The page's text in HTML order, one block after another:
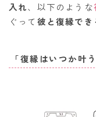
入れ、以下のような
ぐって 彼と復縁でき
「復縁はいつか叶